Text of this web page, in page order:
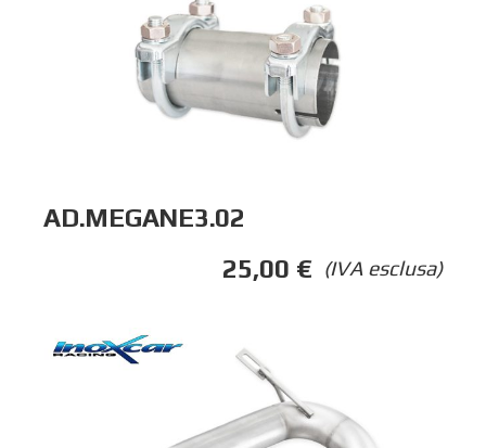
AD.MEGANE3.02
(IVA esclusa)
25,00 €